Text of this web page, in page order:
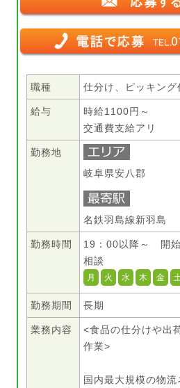
職種 仕分け、ピッキング
給与
時給1100円～
交通費支給アリ
勤務地
岐阜県安八郡
名鉄羽島線新羽島
勤務時間
19：00以降～ 開
相談
月 火 水 木 金
勤務期間 長期
業務内容
<食品の仕分けや出
作業>
国内最大規模の物